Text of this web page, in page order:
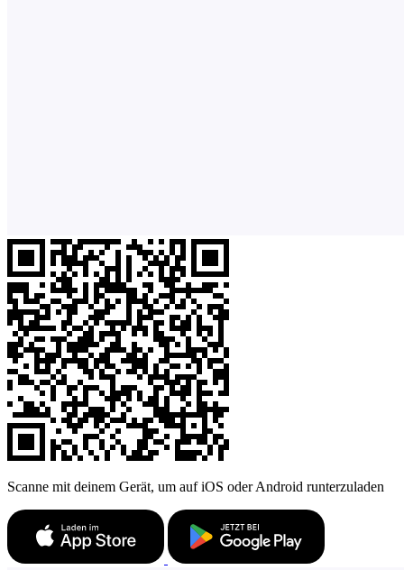
Scanne mit deinem Gerät, um auf iOS oder Android runterzuladen